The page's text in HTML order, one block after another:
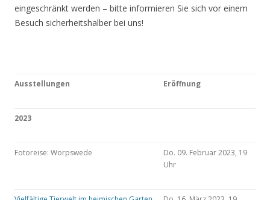
eingeschränkt werden – bitte informieren Sie sich vor einem
Besuch sicherheitshalber bei uns!
Ausstellungen Eröffnung
2023
Fotoreise: Worpswede
Do. 09. Februar 2023, 19
Uhr